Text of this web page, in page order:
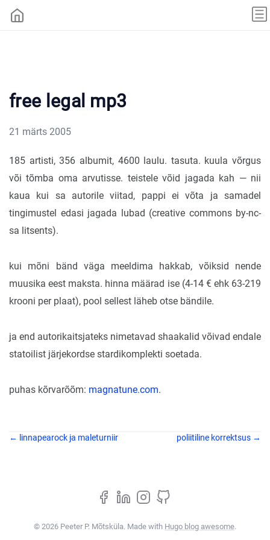
free legal mp3
21 märts 2005
185 artisti, 356 albumit, 4600 laulu. tasuta. kuula võrgus
või tõmba oma arvutisse. teistele võid jagada kah — nii
kaua kui sa autorile viitad, pappi ei võta ja samadel
tingimustel edasi jagada lubad (creative commons by-nc-
sa litsents).
kui mõni bänd väga meeldima hakkab, võiksid nende
muusika eest maksta. hinna määrad ise (4-14 € ehk 63-219
krooni per plaat), pool sellest läheb otse bändile.
ja end autorikaitsjateks nimetavad shaakalid võivad endale
statoilist järjekordse stardikomplekti soetada.
puhas kõrvarõõm: magnatune.com.
← linnapearock ja maleturniir poliitiline korrektsus →
© 2026 Peeter P. Mõtsküla. Made with Hugo blog awesome.